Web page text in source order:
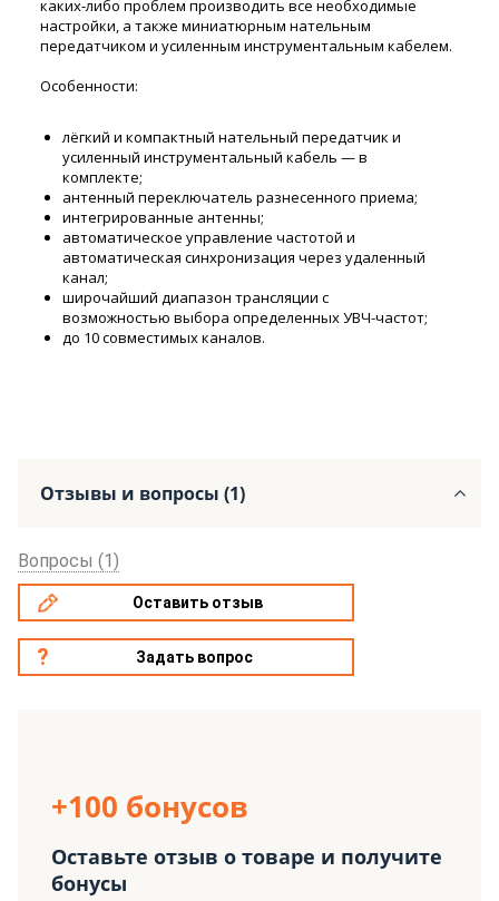
каких-либо проблем производить все необходимые
настройки, а также миниатюрным нательным
передатчиком и усиленным инструментальным кабелем.
Особенности:
лёгкий и компактный нательный передатчик и
усиленный инструментальный кабель — в
комплекте;
антенный переключатель разнесенного приема;
интегрированные антенны;
автоматическое управление частотой и
автоматическая синхронизация через удаленный
канал;
широчайший диапазон трансляции с
возможностью выбора определенных УВЧ-частот;
до 10 совместимых каналов.
Отзывы и вопросы (1)
Вопросы (1)
Оставить отзыв
Задать вопрос
+100 бонусов
Оставьте отзыв о товаре и получите
бонусы